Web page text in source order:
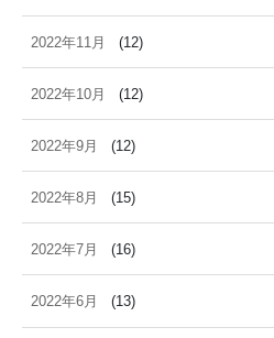
2022年11月 (12)
2022年10月 (12)
2022年9月 (12)
2022年8月 (15)
2022年7月 (16)
2022年6月 (13)